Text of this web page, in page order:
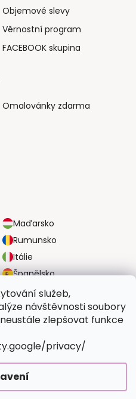
služeb,
návštěvnosti soubory
zlepšovat funkce
privacy/
Maďarsko
Rumunsko
Itálie
Španělsko
Rakousko
Objemové slevy
Věrnostní program
FACEBOOK skupina
Omalovánky zdarma